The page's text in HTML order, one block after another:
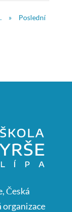
» Poslední
Česká
organizace